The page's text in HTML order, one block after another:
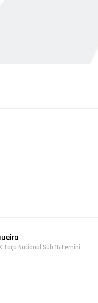
Taça Nacional Sub 16 Femini